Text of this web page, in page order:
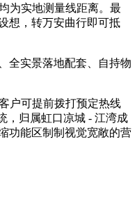
为实地测量线距离。最
想，转万安曲行即可抵
全实景落地配套、自持物
户可提前拨打预定热线
，归属虹口凉城 - 江湾成
功能区制制视觉宽敞的营